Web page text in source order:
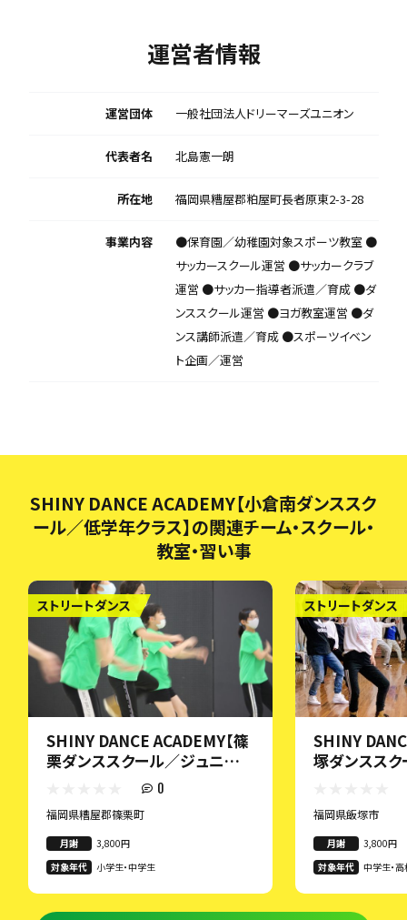
運営者情報
運営団体 一般社団法人ドリーマーズユニオン
代表者名 北島憲一朗
所在地 福岡県糟屋郡粕屋町長者原東2-3-28
事業内容
●保育園／幼稚園対象スポーツ教室 ●
サッカースクール運営 ●サッカークラブ
運営 ●サッカー指導者派遣／育成 ●ダ
ンススクール運営 ●ヨガ教室運営 ●ダ
ンス講師派遣／育成 ●スポーツイベン
ト企画／運営
SHINY DANCE ACADEMY【小倉南ダンススク
ール／低学年クラス】の関連チーム・スクール・
教室・習い事
ストリートダンス
SHINY DANCE ACADEMY【篠
栗ダンススクール／ジュニアク
0
福岡県糟屋郡篠栗町
月謝
3,800円
対象年代
小学生・中学生
ストリートダンス
SHINY
塚ダンススク
福岡県飯塚市
月謝
3,800円
対象年代
中学生・